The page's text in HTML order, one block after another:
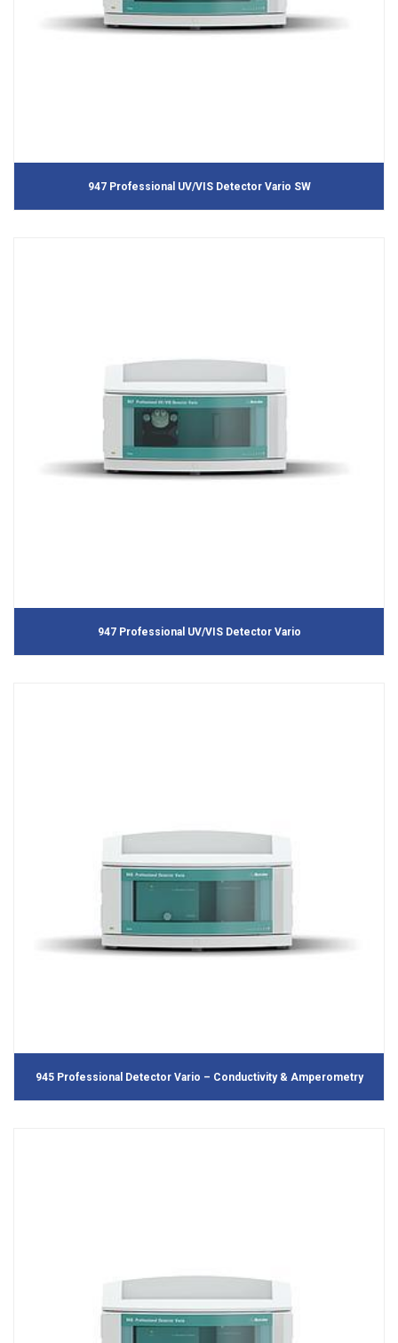
947 Professional UV/VIS Detector Vario SW
947 Professional UV/VIS Detector Vario
945 Professional Detector Vario – Conductivity & Amperometry